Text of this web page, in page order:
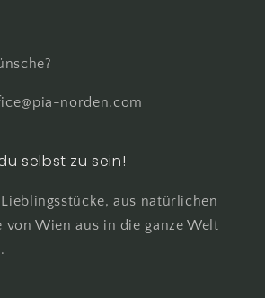
norden.com
selbst zu sein!
aus natürlichen
von Wien aus in die ganze Welt